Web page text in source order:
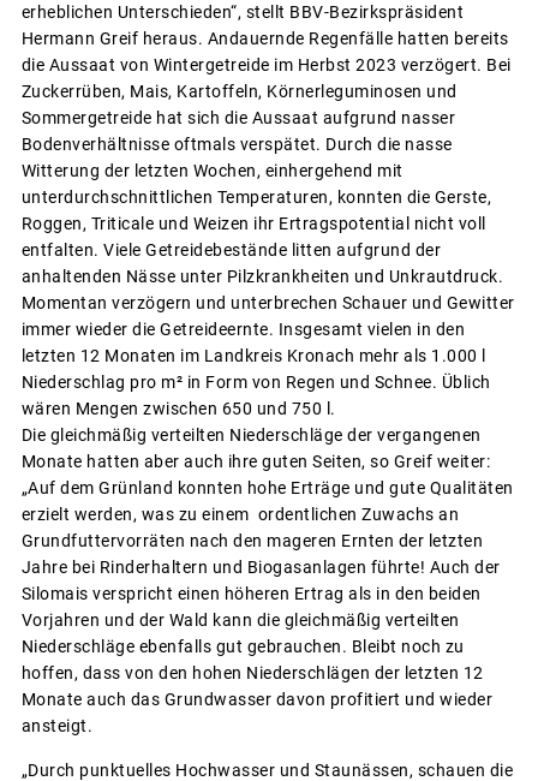
erheblichen Unterschieden“, stellt BBV-Bezirkspräsident
Hermann Greif heraus. Andauernde Regenfälle hatten bereits
die Aussaat von Wintergetreide im Herbst 2023 verzögert. Bei
Zuckerrüben, Mais, Kartoffeln, Körnerleguminosen und
Sommergetreide hat sich die Aussaat aufgrund nasser
Bodenverhältnisse oftmals verspätet. Durch die nasse
Witterung der letzten Wochen, einhergehend mit
unterdurchschnittlichen Temperaturen, konnten die Gerste,
Roggen, Triticale und Weizen ihr Ertragspotential nicht voll
entfalten. Viele Getreidebestände litten aufgrund der
anhaltenden Nässe unter Pilzkrankheiten und Unkrautdruck.
Momentan verzögern und unterbrechen Schauer und Gewitter
immer wieder die Getreideernte. Insgesamt vielen in den
letzten 12 Monaten im Landkreis Kronach mehr als 1.000 l
Niederschlag pro m² in Form von Regen und Schnee. Üblich
wären Mengen zwischen 650 und 750 l.
Die gleichmäßig verteilten Niederschläge der vergangenen
Monate hatten aber auch ihre guten Seiten, so Greif weiter:
„Auf dem Grünland konnten hohe Erträge und gute Qualitäten
erzielt werden, was zu einem ordentlichen Zuwachs an
Grundfuttervorräten nach den mageren Ernten der letzten
Jahre bei Rinderhaltern und Biogasanlagen führte! Auch der
Silomais verspricht einen höheren Ertrag als in den beiden
Vorjahren und der Wald kann die gleichmäßig verteilten
Niederschläge ebenfalls gut gebrauchen. Bleibt noch zu
hoffen, dass von den hohen Niederschlägen der letzten 12
Monate auch das Grundwasser davon profitiert und wieder
ansteigt.
„Durch punktuelles Hochwasser und Staunässen, schauen die